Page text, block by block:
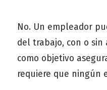
No. Un empleador
del trabajo, con o sin
como objetivo
requiere que ningún